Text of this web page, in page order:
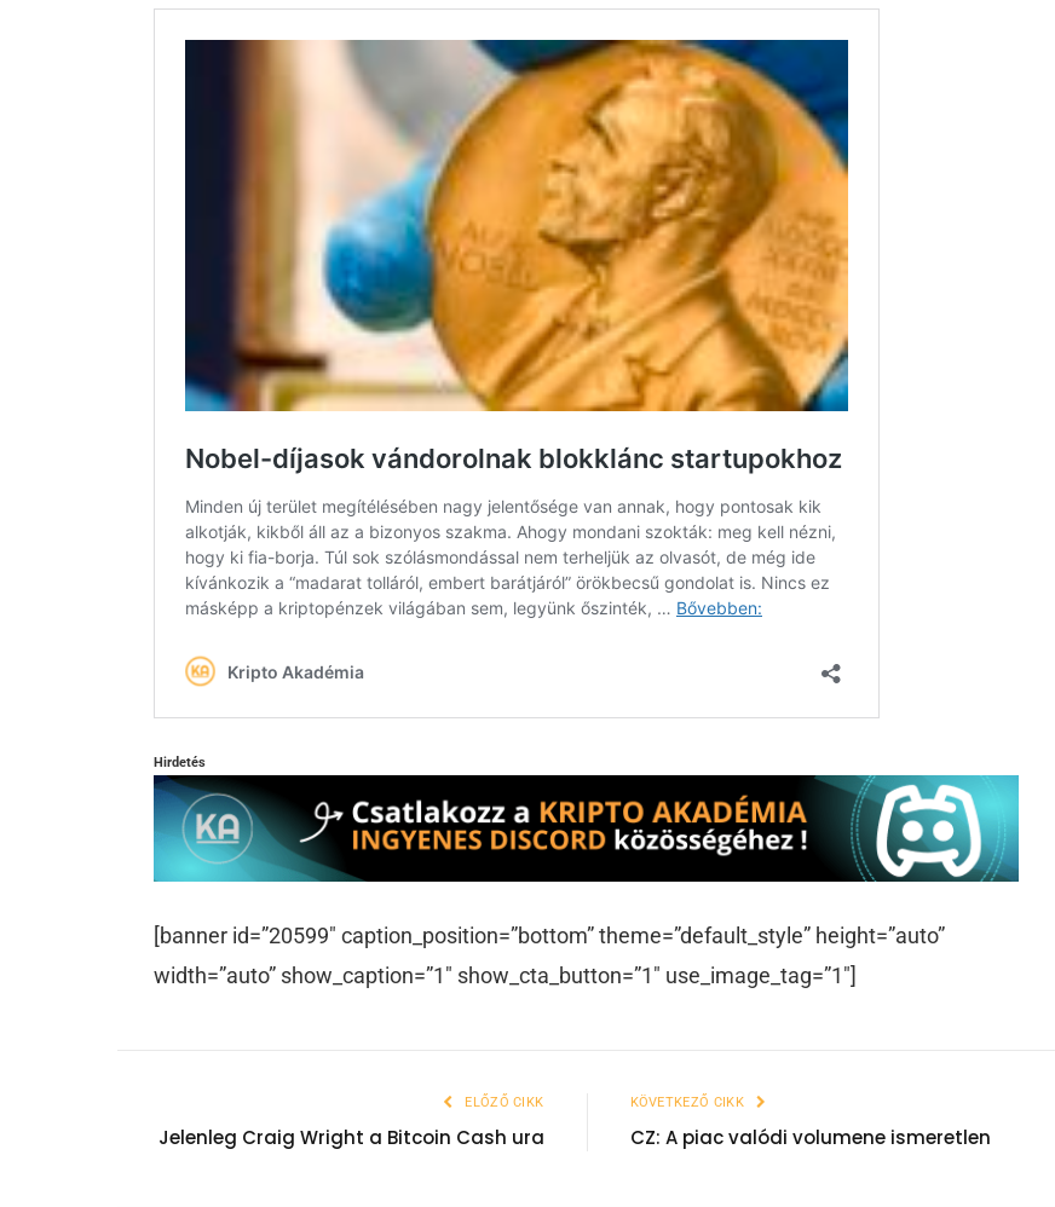
Hirdetés
[banner id=”20599″ caption_position=”bottom” theme=”default_style” height=”auto”
width=”auto” show_caption=”1″ show_cta_button=”1″ use_image_tag=”1″]
ELŐZŐ CIKK
Jelenleg Craig Wright a Bitcoin Cash ura
KÖVETKEZŐ CIKK
CZ: A piac valódi volumene ismeretlen